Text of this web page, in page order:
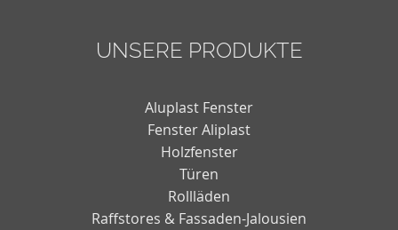
UNSERE PRODUKTE
Aluplast Fenster
Fenster Aliplast
Holzfenster
Türen
Rollläden
Raffstores & Fassaden-Jalousien